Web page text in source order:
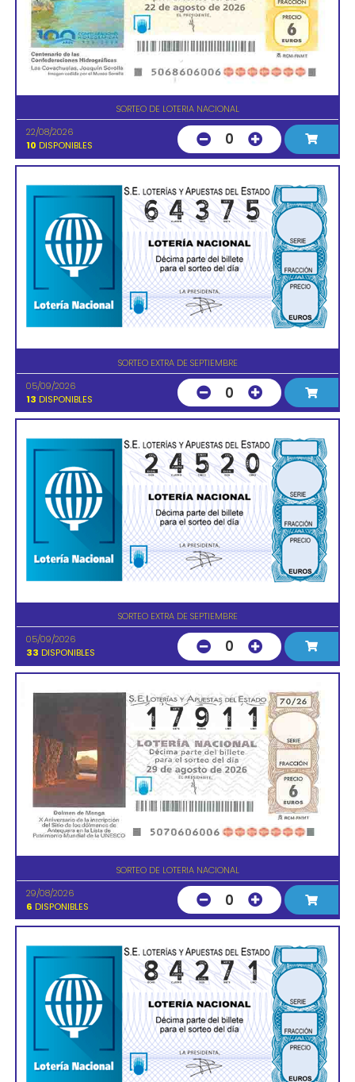
SORTEO DE LOTERIA NACIONAL
22/08/2026
10 DISPONIBLES 0
SORTEO EXTRA DE SEPTIEMBRE
05/09/2026
13 DISPONIBLES 0
SORTEO EXTRA DE SEPTIEMBRE
05/09/2026
33 DISPONIBLES 0
SORTEO DE LOTERIA NACIONAL
29/08/2026
6 DISPONIBLES 0